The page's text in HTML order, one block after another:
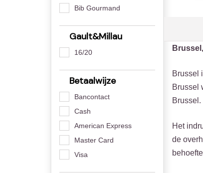
Bib Gourmand
Gault&Millau
16/20
Betaalwijze
Bancontact
Cash
American Express
Master Card
Visa
Brussel
Brussel
Het
de